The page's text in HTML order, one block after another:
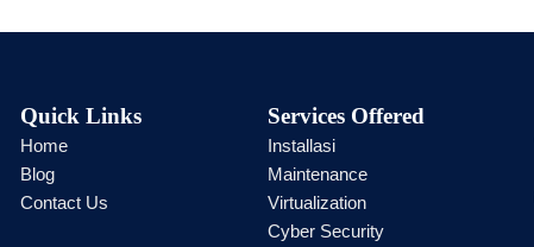
Quick Links
Home
Blog
Contact Us
Services Offered
Installasi
Maintenance
Virtualization
Cyber Security